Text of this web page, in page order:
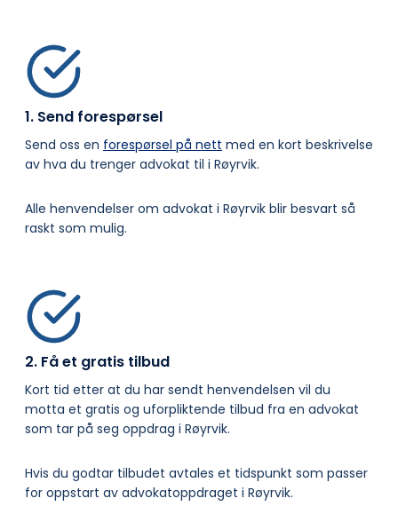
1. Send forespørsel
Send oss en forespørsel på nett med en kort beskrivelse
av hva du trenger advokat til i Røyrvik.
Alle henvendelser om advokat i Røyrvik blir besvart så
raskt som mulig.
2. Få et gratis tilbud
Kort tid etter at du har sendt henvendelsen vil du
motta et gratis og uforpliktende tilbud fra en advokat
som tar på seg oppdrag i Røyrvik.
Hvis du godtar tilbudet avtales et tidspunkt som passer
for oppstart av advokatoppdraget i Røyrvik.